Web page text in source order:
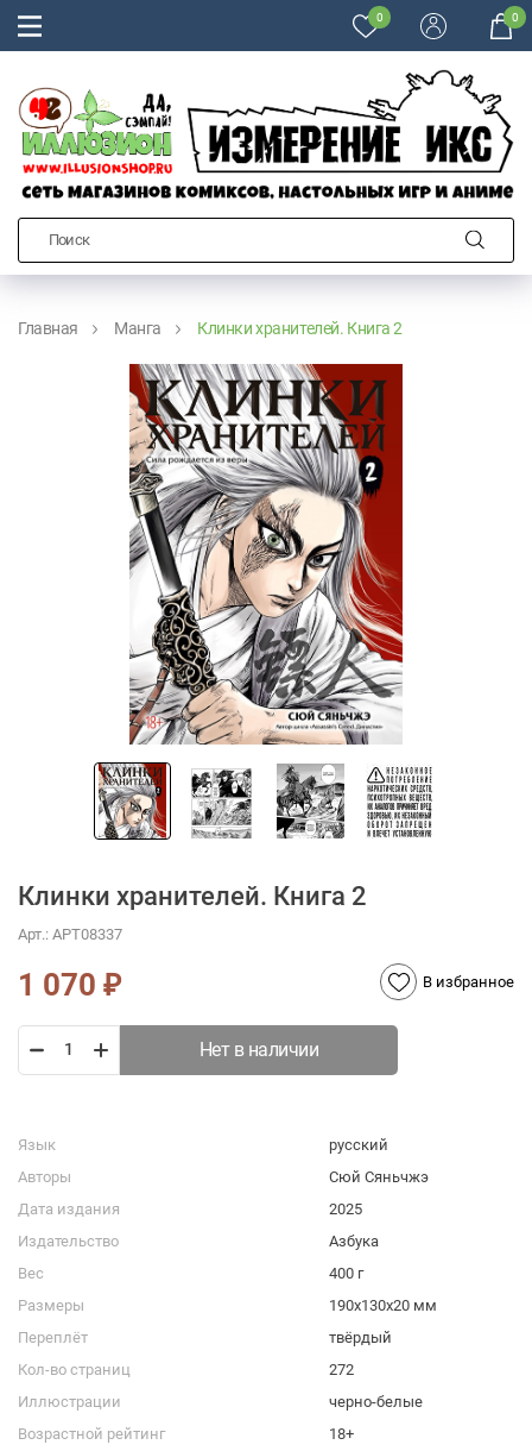
0 0
Главная Манга Клинки хранителей. Книга 2
Клинки хранителей. Книга 2
Арт.: АРТ08337
1 070 ₽ В избранное
Нет в наличии
Язык
русский
Авторы
Сюй Сяньчжэ
Дата издания
2025
Издательство
Азбука
Вес
400 г
Размеры
190x130x20 мм
Переплёт
твёрдый
Кол-во страниц
272
Иллюстрации
черно-белые
Возрастной рейтинг
18+